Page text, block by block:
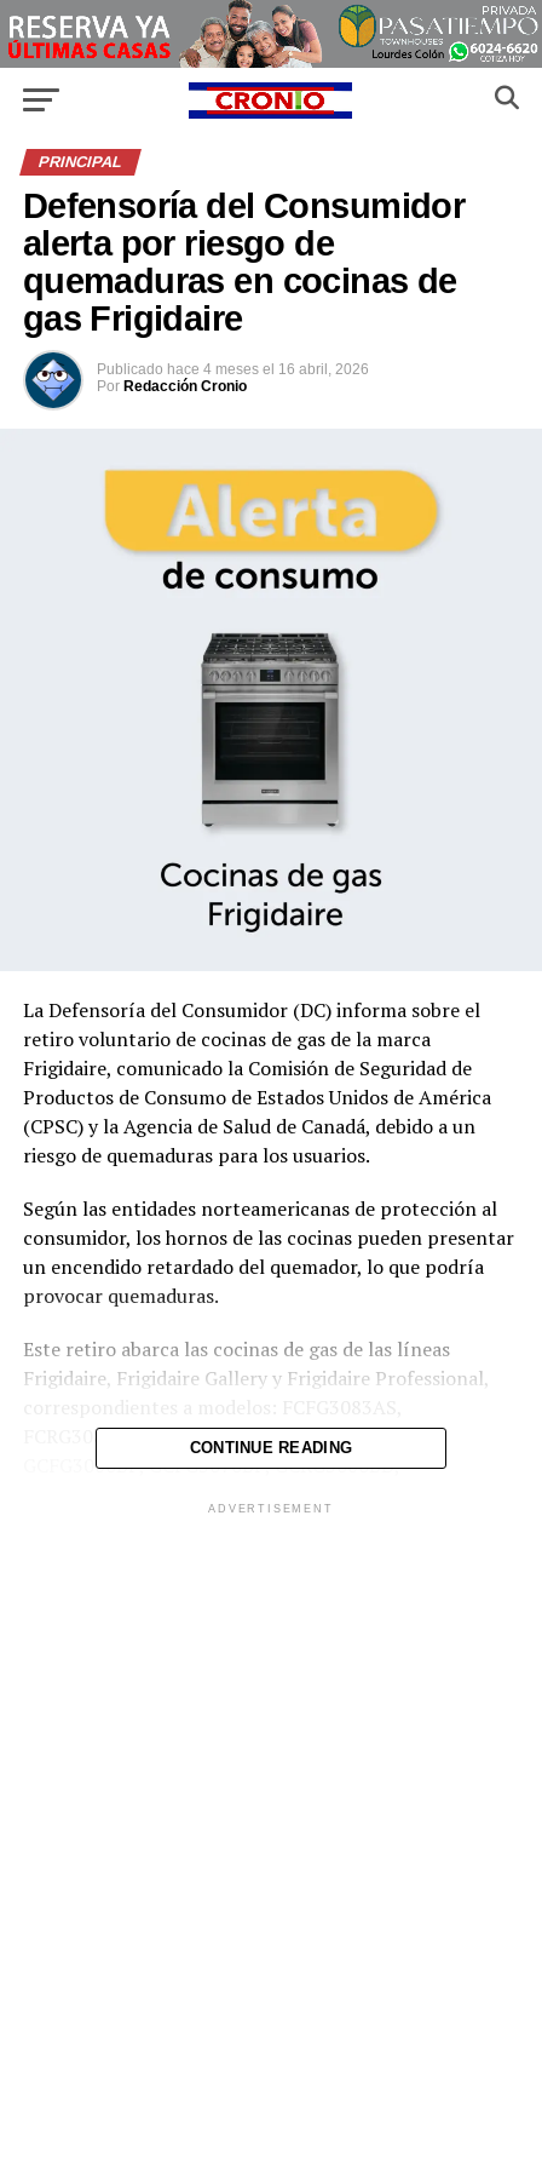
PRINCIPAL
Defensoría del Consumidor
alerta por riesgo de
quemaduras en cocinas de
gas Frigidaire
Publicado hace 4 meses el 16 abril, 2026
Por Redacción Cronio
La Defensoría del Consumidor (DC) informa sobre el
retiro voluntario de cocinas de gas de la marca
Frigidaire, comunicado la Comisión de Seguridad de
Productos de Consumo de Estados Unidos de América
(CPSC) y la Agencia de Salud de Canadá, debido a un
riesgo de quemaduras para los usuarios.
Según las entidades norteamericanas de protección al
consumidor, los hornos de las cocinas pueden presentar
un encendido retardado del quemador, lo que podría
provocar quemaduras.
Este retiro abarca las cocinas de gas de las líneas
Frigidaire, Frigidaire Gallery y Frigidaire Professional,
FCRG3083AD, FCRG3083AS, GCFG3060BD,
GCFG3060BF, GCFG3070BF, GCRG3060BD,
CONTINUE READING
ADVERTISEMENT